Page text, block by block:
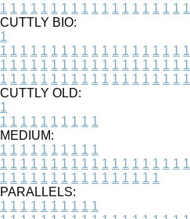
1 1 1 1 1 1 1 1 1 1 1 1 1 1 1 1 1 1 1
CUTTLY BIO:
1
1 1 1 1 1 1 1 1 1 1 1 1 1 1 1 1 1 1 1
1 1 1 1 1 1 1 1 1 1 1 1 1 1 1 1 1 1 1
1 1 1 1 1 1 1 1 1 1 1 1 1 1 1 1 1 1 1
CUTTLY OLD:
1
1 1 1 1 1 1 1 1 1 1
MEDIUM:
1 1 1 1 1 1 1 1 1 1
1 1 1 1 1 1 1 1 1 1 1 1 1 1 1 1 1 1 1
1 1 1 1 1 1 1 1 1 1 1 1 1 1 1 1
PARALLELS:
1 1 1 1 1 1 1 1 1 1